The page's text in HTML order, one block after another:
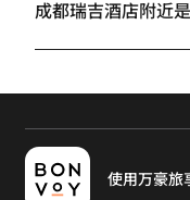
成都瑞吉酒店附近
使用万豪旅